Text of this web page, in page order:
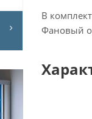
В
Фановый